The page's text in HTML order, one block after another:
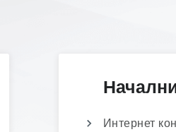
Интернет